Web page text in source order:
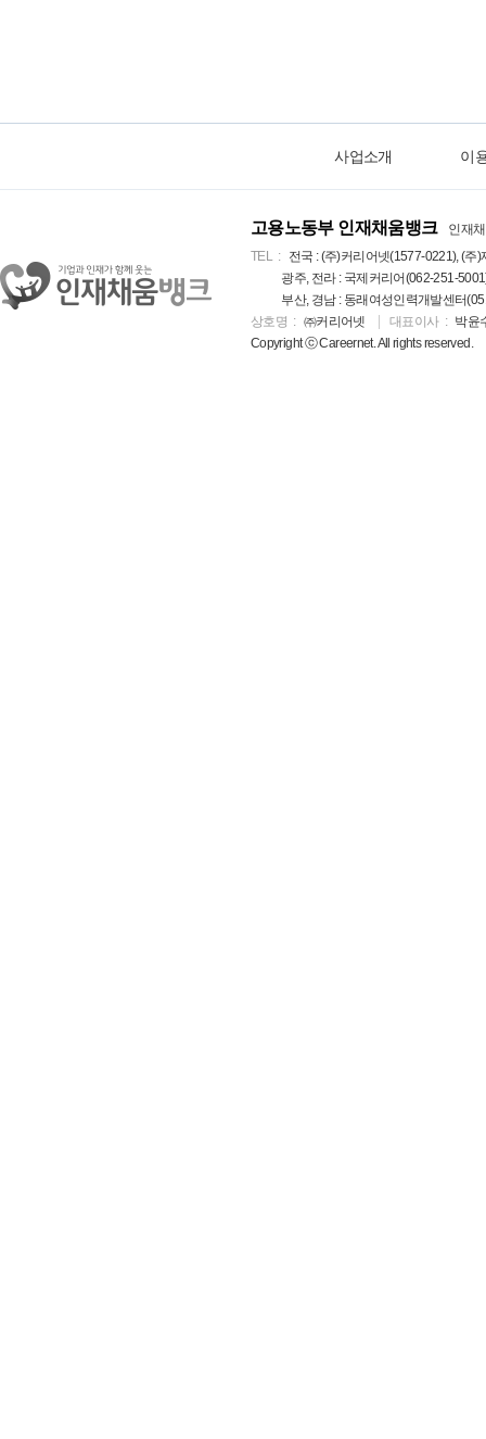
사업소개 이
고용노동부 인재채움뱅크
인재
TEL
전국 : (주)커리어넷(1577-0221), (
광주, 전라 : 국제커리어(062-251-
부산, 경남 : 동래여성인력개발센터
상호명
㈜커리어넷 대표이사
박윤
Copyright ⓒ Careernet. All rights reserved.